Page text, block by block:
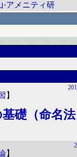
·アメニティ研
】
礎（命名
】